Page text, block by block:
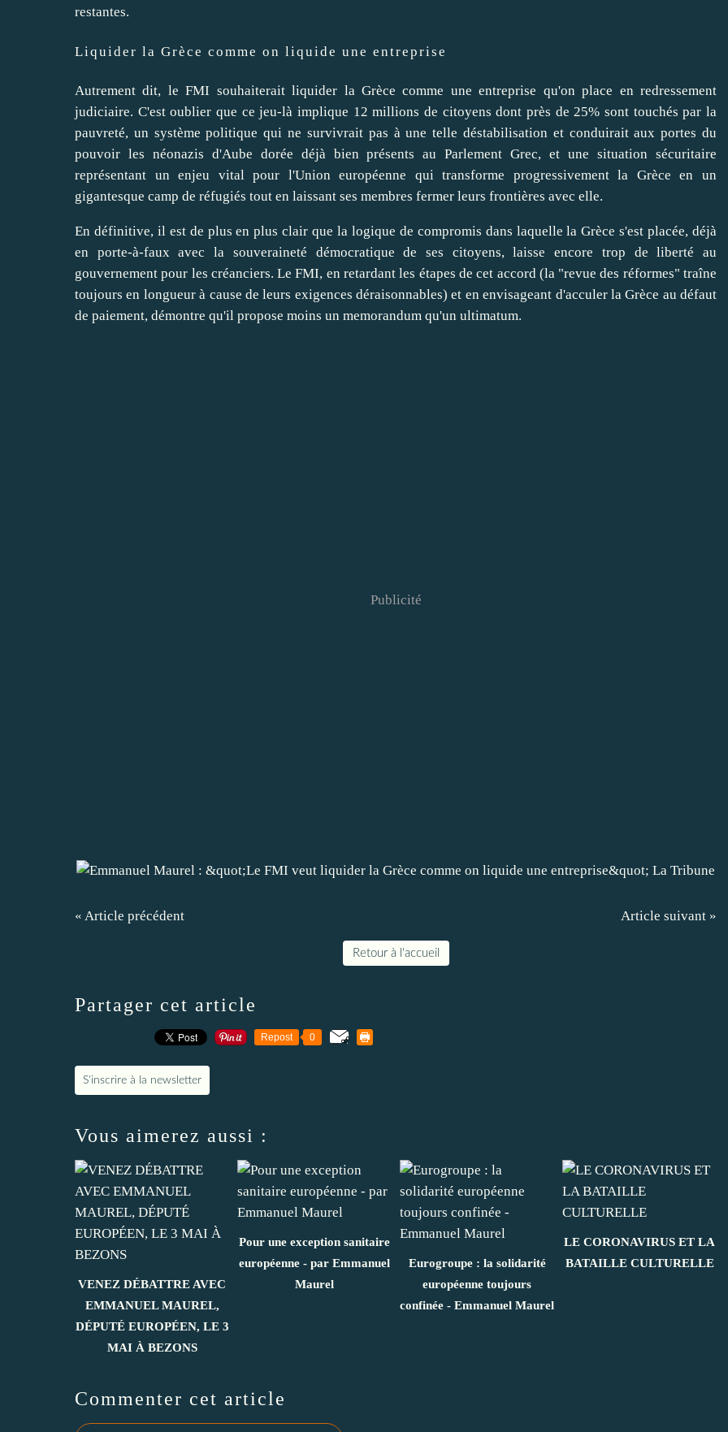
restantes.
Liquider la Grèce comme on liquide une entreprise
Autrement dit, le FMI souhaiterait liquider la Grèce comme une entreprise qu'on place en redressement
judiciaire. C'est oublier que ce jeu-là implique 12 millions de citoyens dont près de 25% sont touchés par la
pauvreté, un système politique qui ne survivrait pas à une telle déstabilisation et conduirait aux portes du
pouvoir les néonazis d'Aube dorée déjà bien présents au Parlement Grec, et une situation sécuritaire
représentant un enjeu vital pour l'Union européenne qui transforme progressivement la Grèce en un
gigantesque camp de réfugiés tout en laissant ses membres fermer leurs frontières avec elle.
En définitive, il est de plus en plus clair que la logique de compromis dans laquelle la Grèce s'est placée, déjà
en porte-à-faux avec la souveraineté démocratique de ses citoyens, laisse encore trop de liberté au
gouvernement pour les créanciers. Le FMI, en retardant les étapes de cet accord (la "revue des réformes" traîne
toujours en longueur à cause de leurs exigences déraisonnables) et en envisageant d'acculer la Grèce au défaut
de paiement, démontre qu'il propose moins un memorandum qu'un ultimatum.
Publicité
« Article précédent Article suivant »
Retour à l'accueil
Partager cet article
Repost 0
S'inscrire à la newsletter
Vous aimerez aussi :
VENEZ DÉBATTRE AVEC
EMMANUEL MAUREL,
DÉPUTÉ EUROPÉEN, LE 3
MAI À BEZONS
Pour une exception sanitaire
européenne - par Emmanuel
Maurel
Eurogroupe : la solidarité
européenne toujours
confinée - Emmanuel Maurel
LE CORONAVIRUS ET LA
BATAILLE CULTURELLE
Commenter cet article